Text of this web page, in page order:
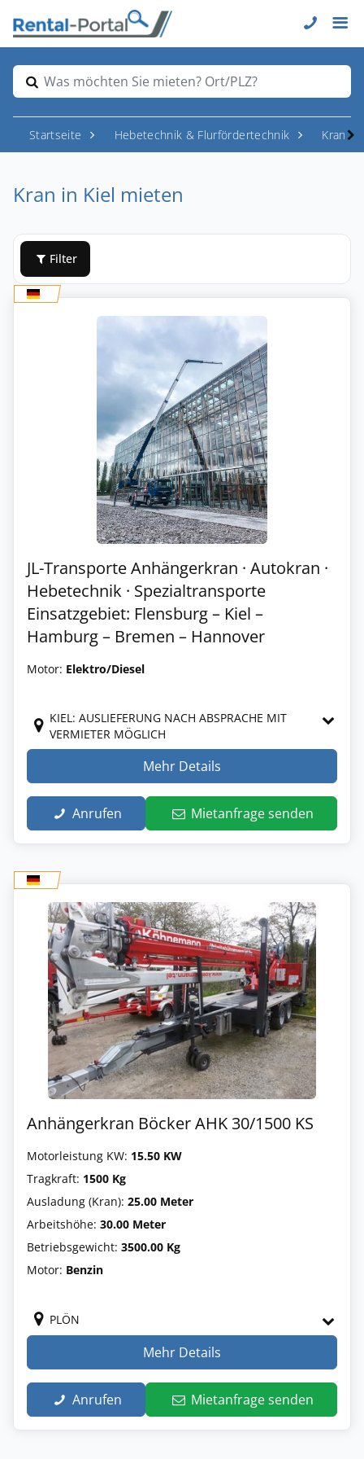
Was möchten Sie mieten? Ort/PLZ?
Startseite Hebetechnik & Flurfördertechnik Krane
Kran in Kiel mieten
Filter
JL-Transporte Anhängerkran · Autokran ·
Hebetechnik · Spezialtransporte
Einsatzgebiet: Flensburg – Kiel –
Hamburg – Bremen – Hannover
Motor: Elektro/Diesel
KIEL: AUSLIEFERUNG NACH ABSPRACHE MIT
VERMIETER MÖGLICH
Mehr Details
Anrufen Mietanfrage senden
Anhängerkran Böcker AHK 30/1500 KS
Motorleistung KW: 15.50 KW
Tragkraft: 1500 Kg
Ausladung (Kran): 25.00 Meter
Arbeitshöhe: 30.00 Meter
Betriebsgewicht: 3500.00 Kg
Motor: Benzin
PLÖN
Mehr Details
Anrufen Mietanfrage senden